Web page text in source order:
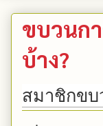
ขบวนก
บ้าง?
สมาชิกขบ